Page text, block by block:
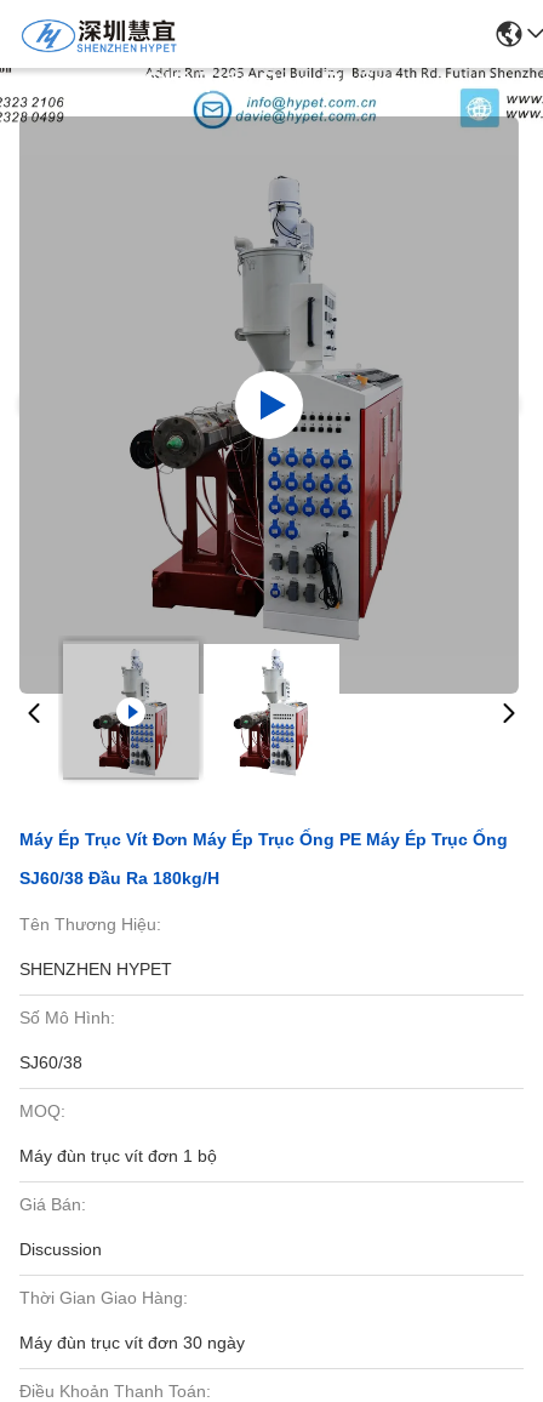
Chi Tiết Sản Phẩm
Máy Ép Trục Vít Đơn Máy Ép Trục Ống PE Máy Ép Trục Ống
SJ60/38 Đầu Ra 180kg/h
Tên Thương Hiệu:
SHENZHEN HYPET
Số Mô Hình:
SJ60/38
MOQ:
Máy đùn trục vít đơn 1 bộ
Giá Bán:
Discussion
Thời Gian Giao Hàng:
Máy đùn trục vít đơn 30 ngày
Điều Khoản Thanh Toán: